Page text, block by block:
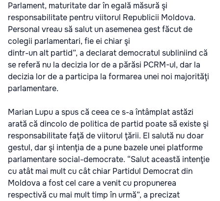
Parlament, maturitate dar în egală măsură şi
responsabilitate pentru viitorul Republicii Moldova.
Personal vreau să salut un asemenea gest făcut de
colegii parlamentari, fie ei chiar şi
dintr-un alt partid”, a declarat democratul subliniind că
se referă nu la decizia lor de a părăsi PCRM-ul, dar la
decizia lor de a participa la formarea unei noi majorităţi
parlamentare.
Marian Lupu a spus că ceea ce s-a întâmplat astăzi
arată că dincolo de politica de partid poate să existe şi
responsabilitate faţă de viitorul ţării. El salută nu doar
gestul, dar şi intenţia de a pune bazele unei platforme
parlamentare social-democrate. “Salut această intenţie
cu atât mai mult cu cât chiar Partidul Democrat din
Moldova a fost cel care a venit cu propunerea
respectivă cu mai mult timp în urmă”, a precizat